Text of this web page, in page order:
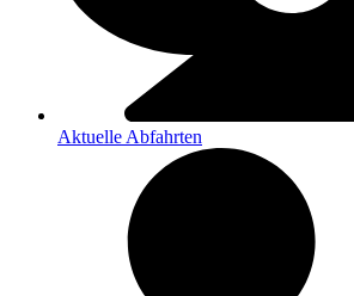
Aktuelle Abfahrten